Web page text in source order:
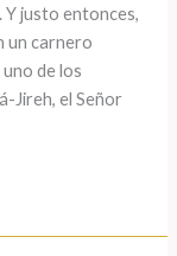
Y justo entonces,
un carnero
de los
Jireh, el Señor